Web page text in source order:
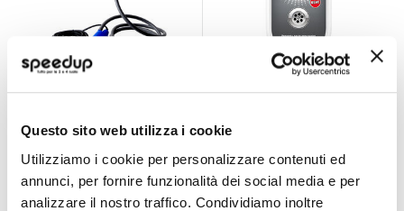
Questo sito web utilizza i cookie
Utilizziamo i cookie per personalizzare contenuti ed
annunci, per fornire funzionalità dei social media e per
analizzare il nostro traffico. Condividiamo inoltre
12V
28,70 €
CONSEGNA IN
48H
800ml
16,20 €
48H